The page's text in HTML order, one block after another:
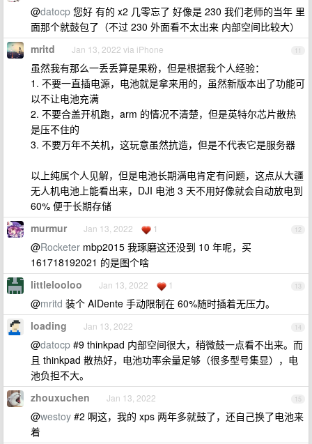
@datocp 您好 有的 x2 几零忘了 好像是 230 我们老师的当年 里
面那个就鼓包了（不过 230 外面看不太出来 内部空间比较大）
11
mritd Jan 13, 2022 via iPhone
虽然我有那么一丢丢算是果粉，但是根据我个人经验：
1. 不要一直插电源，电池就是拿来用的，虽然新版本出了功能可
以不让电池充满
2. 不要合盖开机跑，arm 的情况不清楚，但是英特尔芯片散热
是压不住的
3. 不要万年不关机，这玩意虽然抗造，但是不代表它是服务器
以上纯属个人见解，但是电池长期满电肯定有问题，这点从大疆
无人机电池上能看出来，DJI 电池 3 天不用好像就会自动放电到
60% 便于长期存储
12
murmur Jan 13, 2022 1
@Rocketer mbp2015 我琢磨这还没到 10 年呢，买
161718192021 的是图个啥
13
littlelooloo Jan 13, 2022 1
@mritd 装个 AIDente 手动限制在 60%随时插着无压力。
14
loading Jan 13, 2022
@datocp #9 thinkpad 内部空间很大，稍微鼓一点看不出来。而
且 thinkpad 散热好，电池功率余量足够（很多型号集显），电
池负担不大。
15
zhouxuchen Jan 13, 2022
@westoy #2 啊这，我的 xps 两年多就鼓了，还自己换了电池来
着